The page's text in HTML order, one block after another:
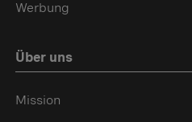
Werbung
Über uns
Mission